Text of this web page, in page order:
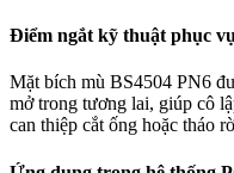
Điểm ngắt kỹ thuật phục
Mặt bích mù BS4504 PN6
mở trong tương lai, giúp cô
can thiệp cắt ống hoặc tháo